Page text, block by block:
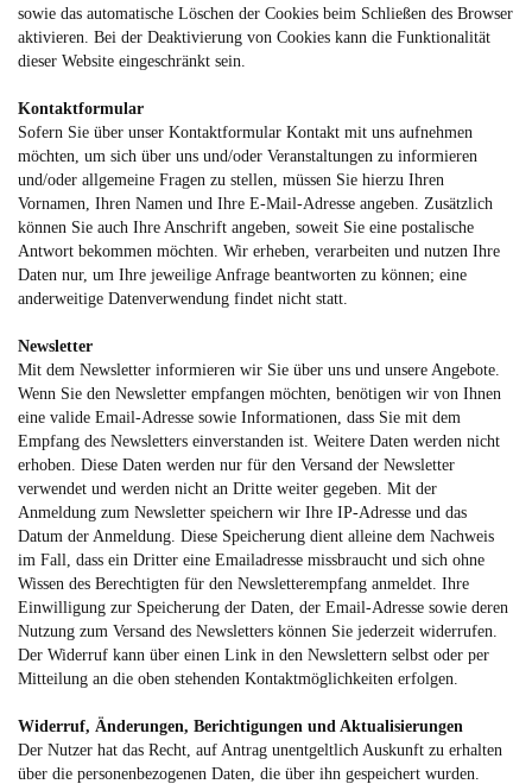
sowie das automatische Löschen der Cookies beim Schließen des Browser
aktivieren. Bei der Deaktivierung von Cookies kann die Funktionalität
dieser Website eingeschränkt sein.
Kontaktformular
Sofern Sie über unser Kontaktformular Kontakt mit uns aufnehmen
möchten, um sich über uns und/oder Veranstaltungen zu informieren
und/oder allgemeine Fragen zu stellen, müssen Sie hierzu Ihren
Vornamen, Ihren Namen und Ihre E-Mail-Adresse angeben. Zusätzlich
können Sie auch Ihre Anschrift angeben, soweit Sie eine postalische
Antwort bekommen möchten. Wir erheben, verarbeiten und nutzen Ihre
Daten nur, um Ihre jeweilige Anfrage beantworten zu können; eine
anderweitige Datenverwendung findet nicht statt.
Newsletter
Mit dem Newsletter informieren wir Sie über uns und unsere Angebote.
Wenn Sie den Newsletter empfangen möchten, benötigen wir von Ihnen
eine valide Email-Adresse sowie Informationen, dass Sie mit dem
Empfang des Newsletters einverstanden ist. Weitere Daten werden nicht
erhoben. Diese Daten werden nur für den Versand der Newsletter
verwendet und werden nicht an Dritte weiter gegeben. Mit der
Anmeldung zum Newsletter speichern wir Ihre IP-Adresse und das
Datum der Anmeldung. Diese Speicherung dient alleine dem Nachweis
im Fall, dass ein Dritter eine Emailadresse missbraucht und sich ohne
Wissen des Berechtigten für den Newsletterempfang anmeldet. Ihre
Einwilligung zur Speicherung der Daten, der Email-Adresse sowie deren
Nutzung zum Versand des Newsletters können Sie jederzeit widerrufen.
Der Widerruf kann über einen Link in den Newslettern selbst oder per
Mitteilung an die oben stehenden Kontaktmöglichkeiten erfolgen.
Widerruf, Änderungen, Berichtigungen und Aktualisierungen
Der Nutzer hat das Recht, auf Antrag unentgeltlich Auskunft zu erhalten
über die personenbezogenen Daten, die über ihn gespeichert wurden.